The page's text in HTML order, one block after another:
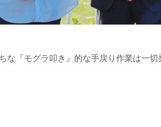
な『モグラ叩き』的な手戻り作業は一